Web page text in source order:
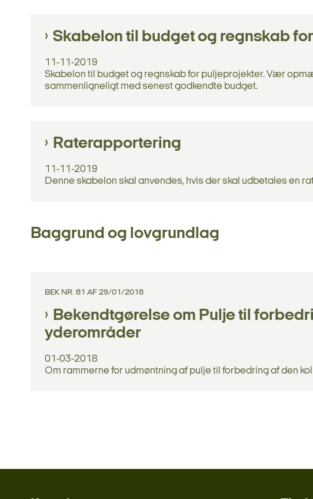
Skabelon til budget og regnskab
11-11-2019
Skabelon til budget og regnskab for puljeprojekter. Vær
sammenligneligt med senest godkendte budget.
Raterapportering
11-11-2019
Denne skabelon skal anvendes, hvis der skal udbetales en
Baggrund og lovgrundlag
BEK NR. 81 AF 29/01/2018
Bekendtgørelse om Pulje til
yderområder
01-03-2018
Om rammerne for udmøntning af pulje til forbedring af den